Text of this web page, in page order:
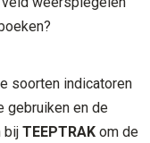
soorten indicatoren
gebruiken en de
bijTEEPTRAK om de